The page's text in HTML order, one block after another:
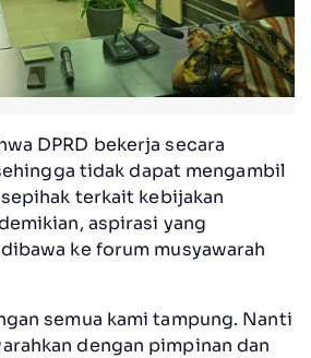
DPRD bekerja secara
tidak dapat mengambil
terkait kebijakan
aspirasi yang
ke forum musyawarah
semua kami tampung. Nanti
dengan pimpinan dan